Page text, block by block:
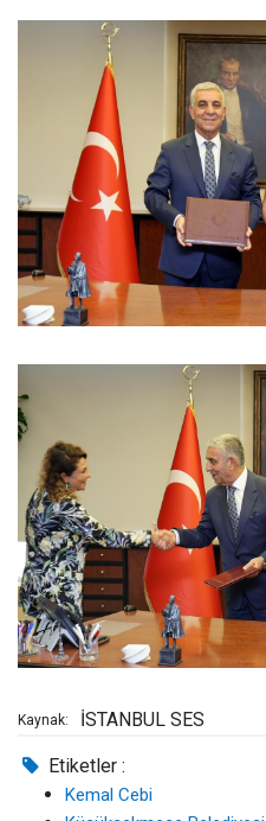
Kaynak: İSTANBUL SES
Etiketler :
Kemal Cebi